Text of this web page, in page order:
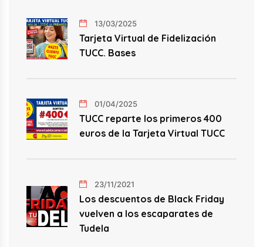
13/03/2025
Tarjeta Virtual de Fidelización
TUCC. Bases
01/04/2025
TUCC reparte los primeros 400
euros de la Tarjeta Virtual TUCC
23/11/2021
Los descuentos de Black Friday
vuelven a los escaparates de
Tudela